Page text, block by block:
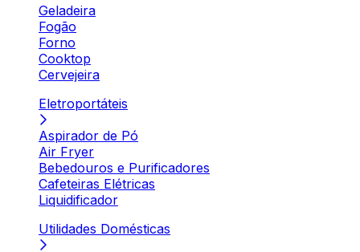
Geladeira
Fogão
Forno
Cooktop
Cervejeira
Eletroportáteis
Aspirador de Pó
Air Fryer
Bebedouros e Purificadores
Cafeteiras Elétricas
Liquidificador
Utilidades Domésticas